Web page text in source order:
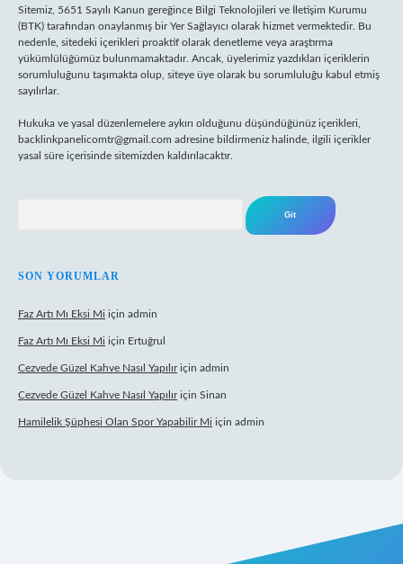
Sitemiz, 5651 Sayılı Kanun gereğince Bilgi Teknolojileri ve İletişim Kurumu
(BTK) tarafından onaylanmış bir Yer Sağlayıcı olarak hizmet vermektedir. Bu
nedenle, sitedeki içerikleri proaktif olarak denetleme veya araştırma
yükümlülüğümüz bulunmamaktadır. Ancak, üyelerimiz yazdıkları içeriklerin
sorumluluğunu taşımakta olup, siteye üye olarak bu sorumluluğu kabul etmiş
sayılırlar.
Hukuka ve yasal düzenlemelere aykırı olduğunu düşündüğünüz içerikleri,
backlinkpanelicomtr@gmail.com adresine bildirmeniz halinde, ilgili içerikler
yasal süre içerisinde sitemizden kaldırılacaktır.
SON YORUMLAR
Faz Artı Mı Eksi Mi için admin
Faz Artı Mı Eksi Mi için Ertuğrul
Cezvede Güzel Kahve Nasıl Yapılıriçin admin
Cezvede Güzel Kahve Nasıl Yapılıriçin Sinan
Hamilelik Şüphesi Olan Spor Yapabilir Mi için admin